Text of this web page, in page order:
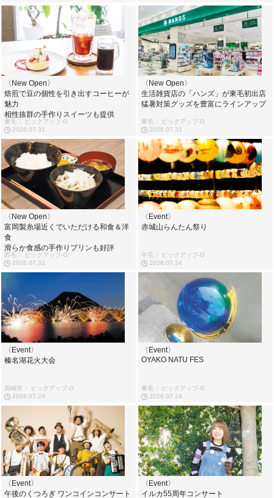
〈New Open〉
焙煎で豆の個性を引き出すコーヒーが
魅力
相性抜群の手作りスイーツも提供
東毛 〉ピックアップ-G
2026.07.31
〈New Open〉
生活雑貨店の「ハンズ」が東毛初出店
猛暑対策グッズを豊富にラインアップ
東毛 〉ピックアップ-G
2026.07.31
〈New Open〉
富岡製糸場近くでいただける和食＆洋
食
滑らか食感の手作りプリンも好評
西毛 〉ピックアップ-G
2026.07.31
〈Event〉
赤城山らんたん祭り
中毛 〉ピックアップ-G
2026.07.24
〈Event〉
榛名湖花火大会
高崎市 〉ピックアップ-G
2026.07.24
〈Event〉
OYAKO NATU FES
東毛 〉ピックアップ-G
2026.07.24
〈Event〉
午後のくつろぎ ワンコインコンサート
〈Event〉
イルカ55周年コンサート